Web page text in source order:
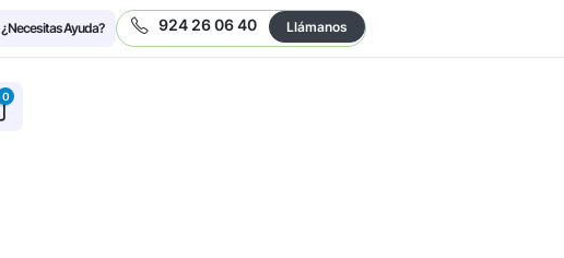
¿Necesitas Ayuda?
924 26 06 40 Llámanos
0